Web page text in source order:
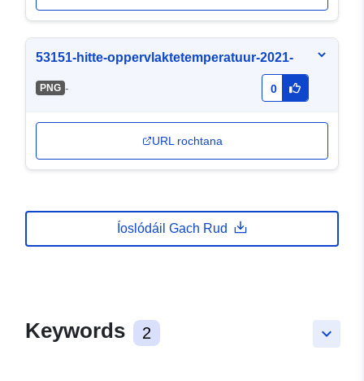
53151-hitte-oppervlaktetemperatuur-2021-
PNG - 0
URL rochtana
Íoslódáil Gach Rud
keyboard_arrow_down
Keywords 2